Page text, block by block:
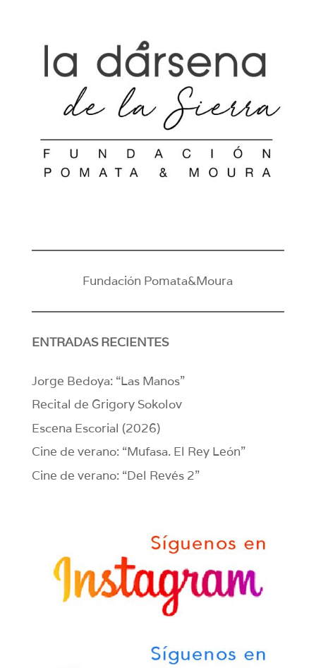
Fundación Pomata&Moura
ENTRADAS RECIENTES
Jorge Bedoya: “Las Manos”
Recital de Grigory Sokolov
Escena Escorial (2026)
Cine de verano: “Mufasa. El Rey León”
Cine de verano: “Del Revés 2”